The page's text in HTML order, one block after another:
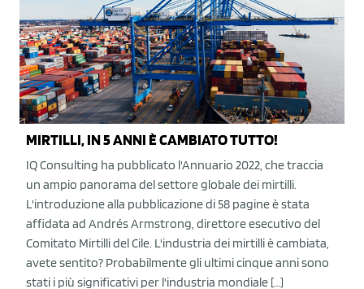
MIRTILLI, IN 5 ANNI È CAMBIATO TUTTO!
IQ Consulting ha pubblicato l'Annuario 2022, che traccia
un ampio panorama del settore globale dei mirtilli.
L'introduzione alla pubblicazione di 58 pagine è stata
affidata ad Andrés Armstrong, direttore esecutivo del
Comitato Mirtilli del Cile. L'industria dei mirtilli è cambiata,
avete sentito? Probabilmente gli ultimi cinque anni sono
stati i più significativi per l'industria mondiale […]